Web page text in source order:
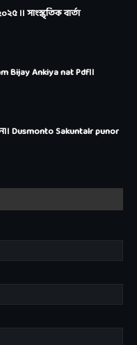
।। সাংস্কৃতিক বাৰ্তা
Bijay Ankiya nat Pdf।।
Dusmonto Sakuntalr punor